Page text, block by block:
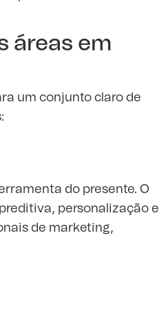
áreas em
um conjunto claro de
do presente. O
personalização e
de marketing,